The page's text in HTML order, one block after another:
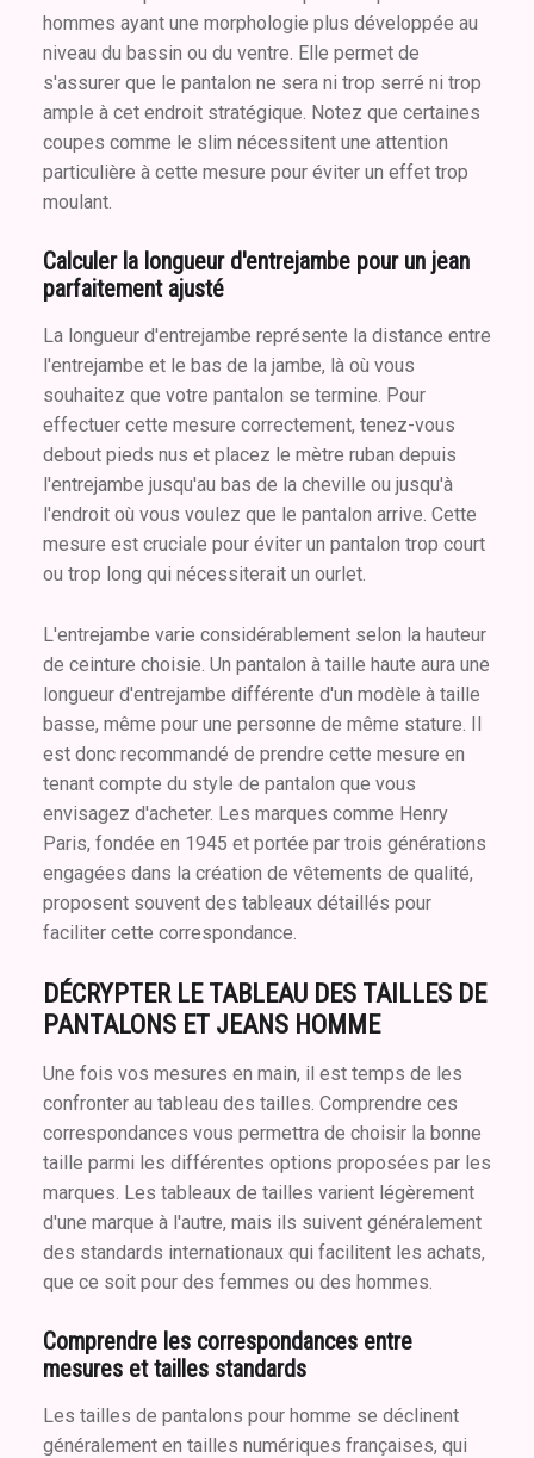
hommes ayant une morphologie plus développée au
niveau du bassin ou du ventre. Elle permet de
s'assurer que le pantalon ne sera ni trop serré ni trop
ample à cet endroit stratégique. Notez que certaines
coupes comme le slim nécessitent une attention
particulière à cette mesure pour éviter un effet trop
moulant.
Calculer la longueur d'entrejambe pour un jean
parfaitement ajusté
La longueur d'entrejambe représente la distance entre
l'entrejambe et le bas de la jambe, là où vous
souhaitez que votre pantalon se termine. Pour
effectuer cette mesure correctement, tenez-vous
debout pieds nus et placez le mètre ruban depuis
l'entrejambe jusqu'au bas de la cheville ou jusqu'à
l'endroit où vous voulez que le pantalon arrive. Cette
mesure est cruciale pour éviter un pantalon trop court
ou trop long qui nécessiterait un ourlet.
L'entrejambe varie considérablement selon la hauteur
de ceinture choisie. Un pantalon à taille haute aura une
longueur d'entrejambe différente d'un modèle à taille
basse, même pour une personne de même stature. Il
est donc recommandé de prendre cette mesure en
tenant compte du style de pantalon que vous
envisagez d'acheter. Les marques comme Henry
Paris, fondée en 1945 et portée par trois générations
engagées dans la création de vêtements de qualité,
proposent souvent des tableaux détaillés pour
faciliter cette correspondance.
DÉCRYPTER LE TABLEAU DES TAILLES DE
PANTALONS ET JEANS HOMME
Une fois vos mesures en main, il est temps de les
confronter au tableau des tailles. Comprendre ces
correspondances vous permettra de choisir la bonne
taille parmi les différentes options proposées par les
marques. Les tableaux de tailles varient légèrement
d'une marque à l'autre, mais ils suivent généralement
des standards internationaux qui facilitent les achats,
que ce soit pour des femmes ou des hommes.
Comprendre les correspondances entre
mesures et tailles standards
Les tailles de pantalons pour homme se déclinent
généralement en tailles numériques françaises, qui